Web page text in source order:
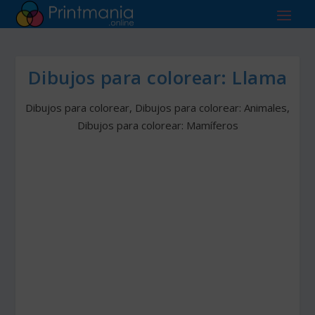
Dibujos para colorear: Llama
Dibujos para colorear, Dibujos para colorear: Animales,
Dibujos para colorear: Mamíferos